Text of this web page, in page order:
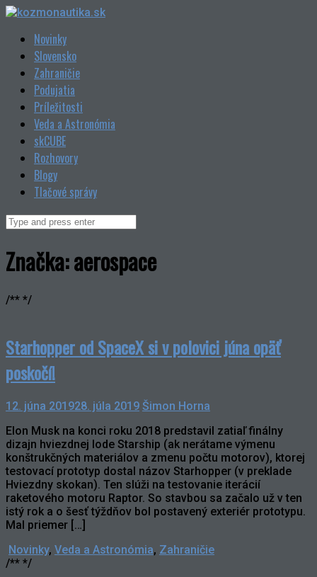
Skip
contentNovinky
Slovensko
Zahraničie
Podujatia
Príležitosti
Veda a Astronómia
skCUBE
Rozhovory
Blogy
Tlačové správy
Search
Značka:aerospace
/** */
Starhopper od SpaceX si v polovici júna opäť
poskočí!
12. júna 201928. júla 2019 Šimon Horna
Elon Musk na konci roku 2018 predstavil zatiaľ finálny
dizajn hviezdnej lode Starship (ak nerátame výmenu
konštrukčných materiálov a zmenu počtu motorov), ktorej
testovací prototyp dostal názov Starhopper (v preklade
Hviezdny skokan). Ten slúži na testovanie iterácií
raketového motoru Raptor. So stavbou sa začalo už v ten
istý rok a o šesť týždňov bol postavený exteriér prototypu.
Mal priemer […]
Novinky, Veda a Astronómia, Zahraničie
/** */